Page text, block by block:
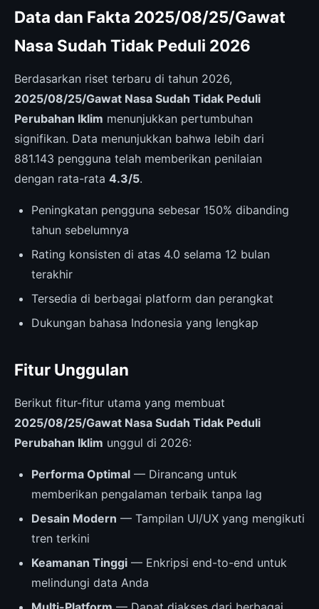
Data dan Fakta 2025/08/25/Gawat
Nasa Sudah Tidak Peduli 2026
Berdasarkan riset terbaru di tahun 2026,
2025/08/25/Gawat Nasa Sudah Tidak Peduli
Perubahan Iklim menunjukkan pertumbuhan
signifikan. Data menunjukkan bahwa lebih dari
881.143 pengguna telah memberikan penilaian
dengan rata-rata 4.3/5.
Peningkatan pengguna sebesar 150% dibanding
tahun sebelumnya
Rating konsisten di atas 4.0 selama 12 bulan
terakhir
Tersedia di berbagai platform dan perangkat
Dukungan bahasa Indonesia yang lengkap
Fitur Unggulan
Berikut fitur-fitur utama yang membuat
2025/08/25/Gawat Nasa Sudah Tidak Peduli
Perubahan Iklim unggul di 2026:
Performa Optimal — Dirancang untuk
memberikan pengalaman terbaik tanpa lag
Desain Modern — Tampilan UI/UX yang mengikuti
tren terkini
Keamanan Tinggi — Enkripsi end-to-end untuk
melindungi data Anda